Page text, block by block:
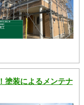
塗装によるメンテナ